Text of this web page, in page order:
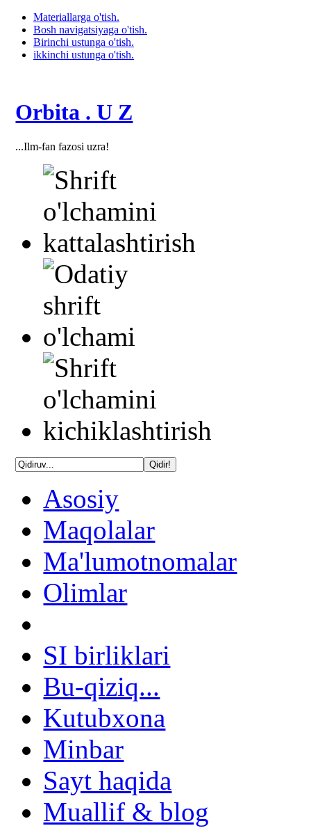
Materiallarga o'tish.
Bosh navigatsiyaga o'tish.
Birinchi ustunga o'tish.
ikkinchi ustunga o'tish.
Orbita . U Z
...Ilm-fan fazosi uzra!
Asosiy
Maqolalar
Ma'lumotnomalar
Olimlar
SI birliklari
Bu-qiziq...
Kutubxona
Minbar
Sayt haqida
Muallif & blog